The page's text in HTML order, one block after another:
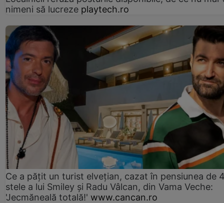
nimeni să lucreze playtech.ro
Ce a pățit un turist elvețian, cazat în pensiunea de
stele a lui Smiley și Radu Vâlcan, din Vama Veche:
'Jecmăneală totală!' www.cancan.ro